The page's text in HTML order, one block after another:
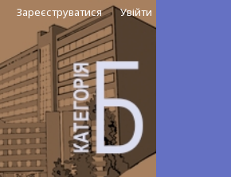
Зареєструватися Увійти